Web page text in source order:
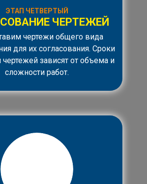
ЭТАП ЧЕТВЕРТЫЙ
ЧЕРТЕЖЕЙ
чертежи общего вида
для их согласования. Сроки
чертежей зависят от объема и
сложности работ.